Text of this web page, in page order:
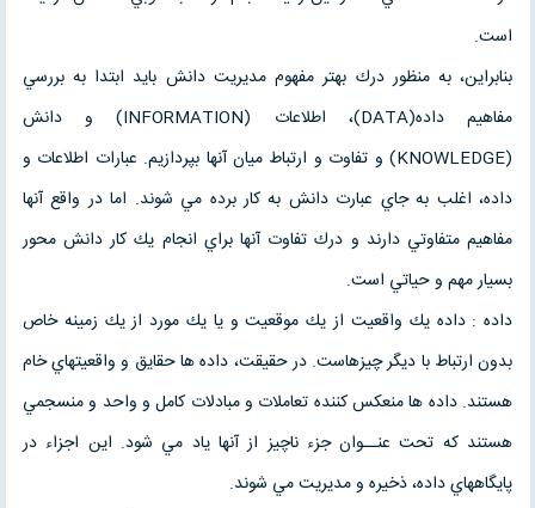
است.
بنابراين، به منظور درك بهتر مفهوم مديريت دانش بايد ابتدا به بررسي
مفاهيم داده(DATA)، اطلاعات (INFORMATION) و دانش
(KNOWLEDGE) و تفاوت و ارتباط ميان آنها بپردازيم. عبارات اطلاعات و
داده، اغلب به جاي عبارت دانش به كار برده مي شوند. اما در واقع آنها
مفاهيم متفاوتي دارند و درك تفاوت آنها براي انجام يك كار دانش محور
بسيار مهم و حياتي است.
داده : داده يك واقعيت از يك موقعيت و يا يك مورد از يك زمينه خاص
بدون ارتباط با ديگر چيزهاست. در حقيقت، داده ها حقايق و واقعيتهاي خام
هستند. داده ها منعكس كننده تعاملات و مبادلات كامل و واحد و منسجمي
هستند كه تحت عنــوان جزء ناچيز از آنها ياد مي شود. اين اجزاء در
پايگاههاي داده، ذخيره و مديريت مي شوند.